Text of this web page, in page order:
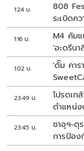
1:24 น.
808
ระเบิดค
1:16 น.
M4 คัม
'อะดรีน
1:02 น.
'ดั๊ม คาร
23:49 น.
โปรดเ
ตำแหน่ง
'พลตรี'
23:45 น.
ซาอุฯ-ตุ
การป้อง